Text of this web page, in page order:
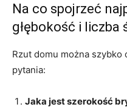
Na co spojrzeć
głębokość i liczba
Rzut domu można
pytania:
Jaka jest szerokość